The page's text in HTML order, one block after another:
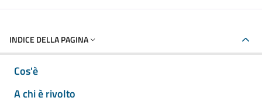
INDICE DELLA PAGINA
Cos'è
A chi è rivolto